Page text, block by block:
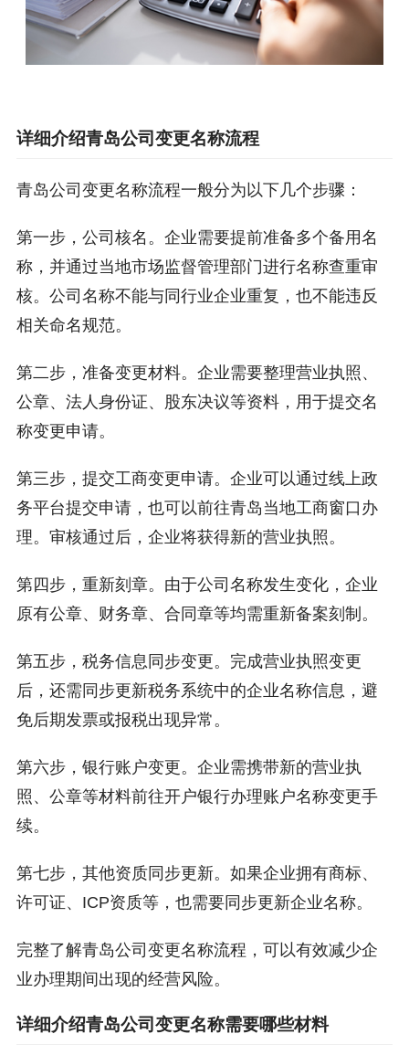
详细介绍青岛公司变更名称流程
青岛公司变更名称流程一般分为以下几个步骤：
第一步，公司核名。企业需要提前准备多个备用名
称，并通过当地市场监督管理部门进行名称查重审
核。公司名称不能与同行业企业重复，也不能违反
相关命名规范。
第二步，准备变更材料。企业需要整理营业执照、
公章、法人身份证、股东决议等资料，用于提交名
称变更申请。
第三步，提交工商变更申请。企业可以通过线上政
务平台提交申请，也可以前往青岛当地工商窗口办
理。审核通过后，企业将获得新的营业执照。
第四步，重新刻章。由于公司名称发生变化，企业
原有公章、财务章、合同章等均需重新备案刻制。
第五步，税务信息同步变更。完成营业执照变更
后，还需同步更新税务系统中的企业名称信息，避
免后期发票或报税出现异常。
第六步，银行账户变更。企业需携带新的营业执
照、公章等材料前往开户银行办理账户名称变更手
续。
第七步，其他资质同步更新。如果企业拥有商标、
许可证、ICP资质等，也需要同步更新企业名称。
完整了解青岛公司变更名称流程，可以有效减少企
业办理期间出现的经营风险。
详细介绍青岛公司变更名称需要哪些材料